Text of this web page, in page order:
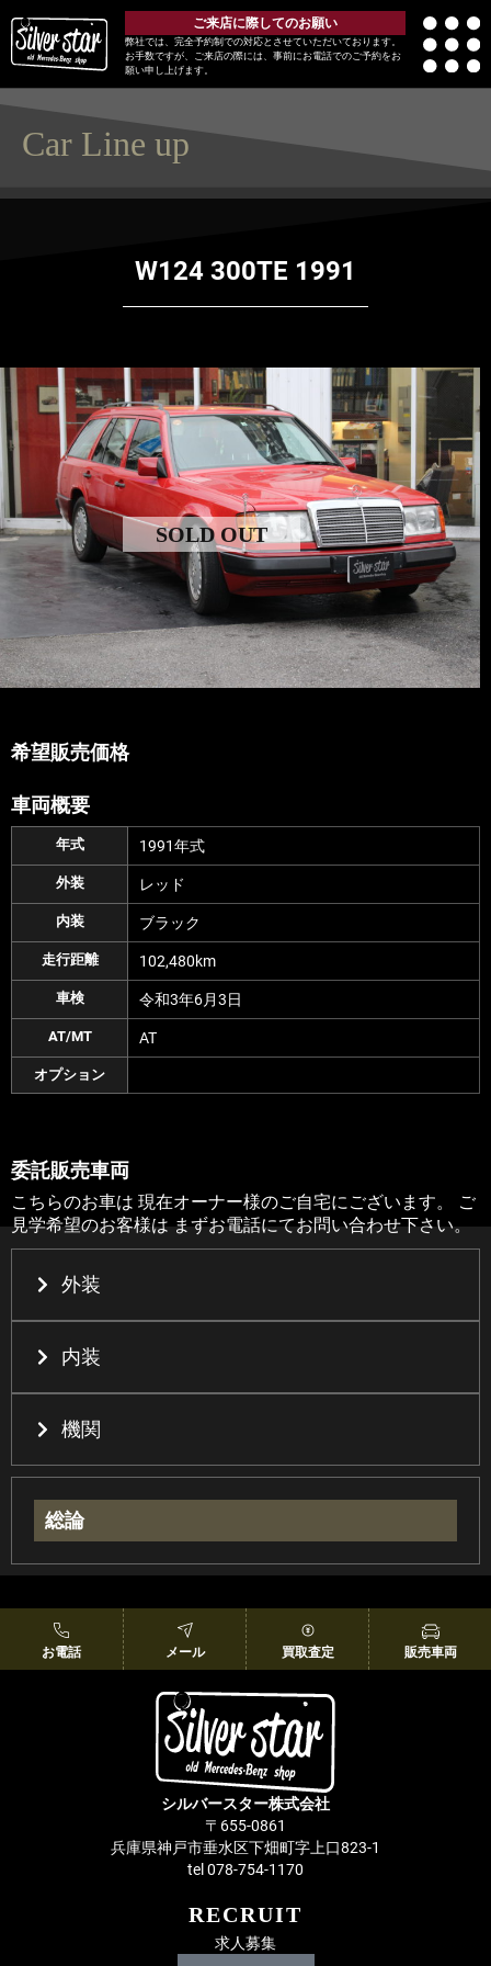
ご来店に際してのお願い
弊社では、完全予約制での対応とさせていただいております。
お手数ですが、ご来店の際には、事前にお電話でのご予約をお
願い申し上げます。
Car Line up
W124 300TE 1991
SOLD OUT
希望販売価格
車両概要
年式 1991年式
外装 レッド
内装 ブラック
走行距離 102,480km
車検 令和3年6月3日
AT/MT AT
オプション
委託販売車両
こちらのお車は 現在オーナー様のご自宅にございます。 ご
見学希望のお客様は まずお電話にてお問い合わせ下さい。
外装
内装
機関
総論
お電話 メール 買取査定 販売車両
シルバースター株式会社
〒655-0861
兵庫県神戸市垂水区下畑町字上口823-1
tel 078-754-1170
RECRUIT
求人募集